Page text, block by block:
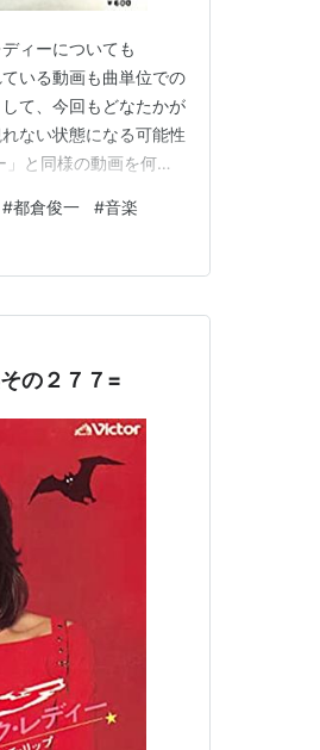
ィーについても
いる動画も曲単位での
て、今回もどなたかが
ない状態になる可能性
と同様の動画を何と
し上げます。 ● 今回
#都倉俊一 #音楽
の２７７=